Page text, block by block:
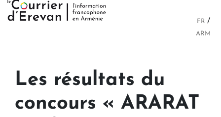
FR
ARM
Les résultats du
concours « ARARAT